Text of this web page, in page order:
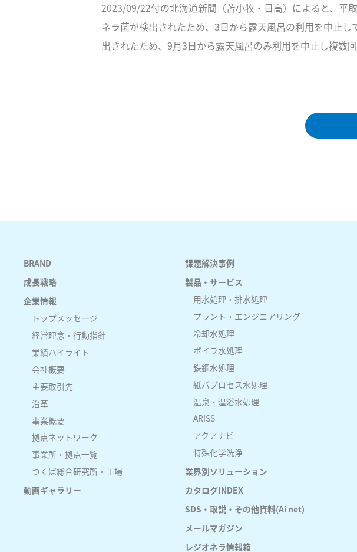
2023/09/22付の北海道新聞（苫小牧・日高）によると、平
ネラ菌が検出されたため、3日から露天風呂の利用を中止
出されたため、9月3日から露天風呂のみ利用を中止し複数回
BRAND
成長戦略
企業情報
トップメッセージ
経営理念・行動指針
業績ハイライト
会社概要
主要取引先
沿革
事業概要
拠点ネットワーク
事業所・拠点一覧
つくば総合研究所・工場
動画ギャラリー
課題解決事例
製品・サービス
用水処理・排水処理
プラント・エンジニアリング
冷却水処理
ボイラ水処理
鉄鋼水処理
紙パプロセス水処理
温泉・温浴水処理
ARISS
アクアナビ
特殊化学洗浄
業界別ソリューション
カタログINDEX
SDS・取説・その他資料(Ai net)
メールマガジン
レジオネラ情報箱